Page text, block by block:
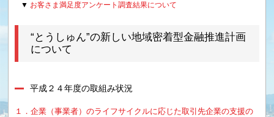
お客さま満足度アンケート調査結果について
“とうしゅん”の新しい地域密着型金融推進計画
について
平成２４年度の取組み状況
１．企業（事業者）のライフサイクルに応じた取引先企業の支援の